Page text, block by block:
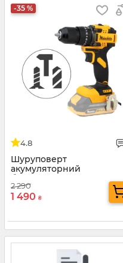
-35 %
4.8
Шуруповерт
акумуляторний
безщітковий Mächtz MCD-
M2060 H
2 290
1 490 ₴